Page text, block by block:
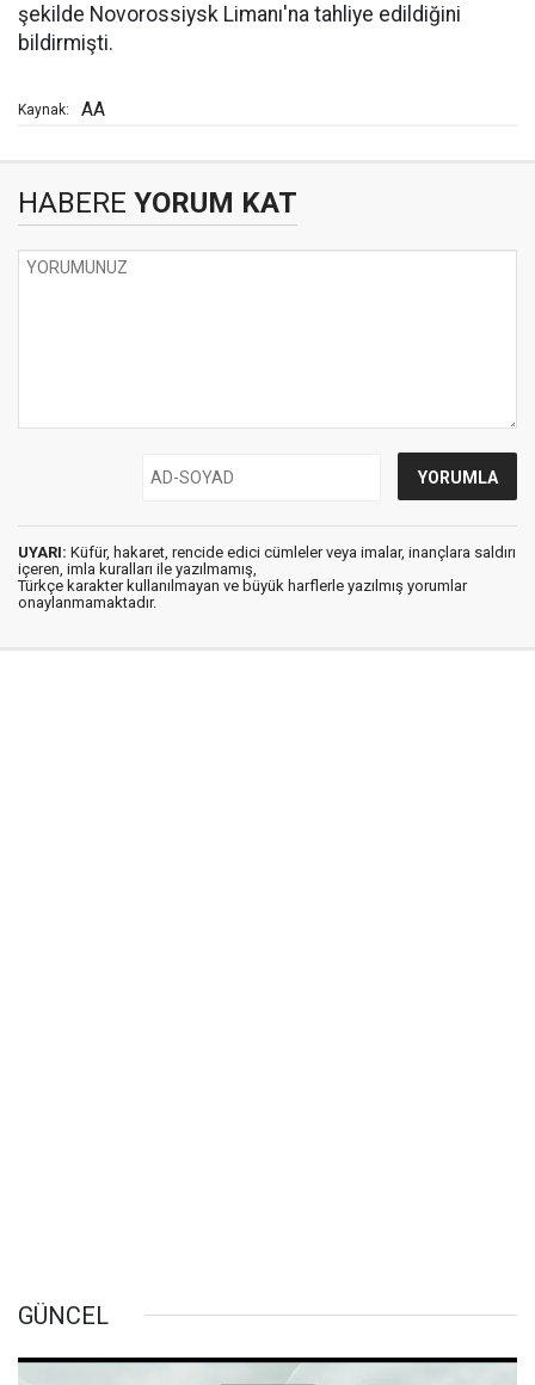
şekilde Novorossiysk Limanı'na tahliye edildiğini
bildirmişti.
Kaynak: AA
HABERE YORUM KAT
UYARI: Küfür, hakaret, rencide edici cümleler veya imalar, inançlara saldırı
içeren, imla kuralları ile yazılmamış,
Türkçe karakter kullanılmayan ve büyük harflerle yazılmış yorumlar
onaylanmamaktadır.
GÜNCEL